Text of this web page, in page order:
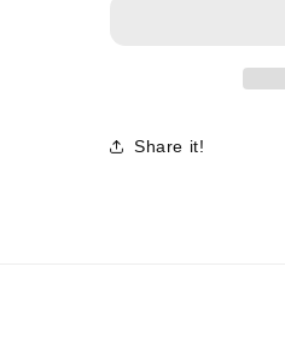
Share it!